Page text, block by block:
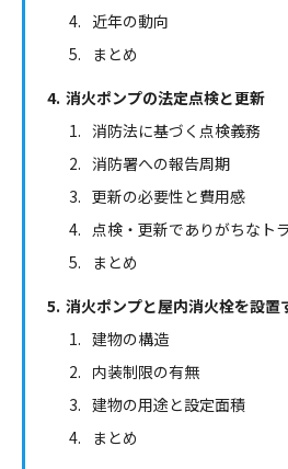
近年の動向
まとめ
消火ポンプの法定点検と更新
消防法に基づく点検義務
消防署への報告周期
更新の必要性と費用感
点検・更新でありがちなト
まとめ
消火ポンプと屋内消火栓を設置
建物の構造
内装制限の有無
建物の用途と設定面積
まとめ